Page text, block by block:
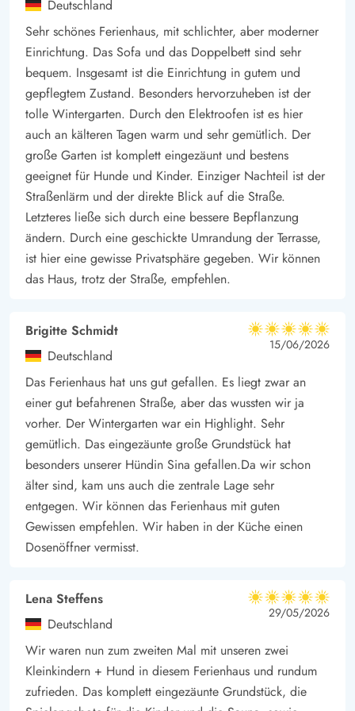
Deutschland
Sehr schönes Ferienhaus, mit schlichter, aber moderner
Einrichtung. Das Sofa und das Doppelbett sind sehr
bequem. Insgesamt ist die Einrichtung in gutem und
gepflegtem Zustand. Besonders hervorzuheben ist der
tolle Wintergarten. Durch den Elektroofen ist es hier
auch an kälteren Tagen warm und sehr gemütlich. Der
große Garten ist komplett eingezäunt und bestens
geeignet für Hunde und Kinder. Einziger Nachteil ist der
Straßenlärm und der direkte Blick auf die Straße.
Letzteres ließe sich durch eine bessere Bepflanzung
ändern. Durch eine geschickte Umrandung der Terrasse,
ist hier eine gewisse Privatsphäre gegeben. Wir können
das Haus, trotz der Straße, empfehlen.
Brigitte Schmidt
Deutschland
5 von 5
5 von 5
5 out of 5
15/06/2026
Das Ferienhaus hat uns gut gefallen. Es liegt zwar an
einer gut befahrenen Straße, aber das wussten wir ja
vorher. Der Wintergarten war ein Highlight. Sehr
gemütlich. Das eingezäunte große Grundstück hat
besonders unserer Hündin Sina gefallen.Da wir schon
älter sind, kam uns auch die zentrale Lage sehr
entgegen. Wir können das Ferienhaus mit guten
Gewissen empfehlen. Wir haben in der Küche einen
Dosenöffner vermisst.
Lena Steffens
Deutschland
5 von 5
5 von 5
5 out of 5
29/05/2026
Wir waren nun zum zweiten Mal mit unseren zwei
Kleinkindern + Hund in diesem Ferienhaus und rundum
zufrieden. Das komplett eingezäunte Grundstück, die